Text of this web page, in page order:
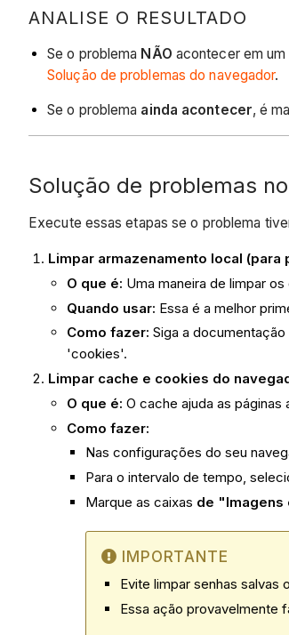
ANALISE O RESULTADO
Se o problema NÃO acontecer em
Solução de problemas do navegador.
Se o problema ainda acontecer, é
Solução de problemas
Execute essas etapas se o problema
Limpar armazenamento local (para
O que é: Uma maneira de limpar
Quando usar: Essa é a melhor
Como fazer: Siga a
'cookies'.
Limpar cache e cookies do
O que é: O cache ajuda as
Como fazer:
Nas configurações do seu
Para o intervalo de tempo,
Marque as caixas de "Imagens
IMPORTANTE
Evite limpar senhas
Essa ação provavelmente